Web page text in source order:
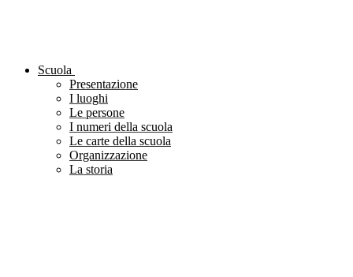
Scuola
Presentazione
I luoghi
Le persone
I numeri della scuola
Le carte della scuola
Organizzazione
La storia